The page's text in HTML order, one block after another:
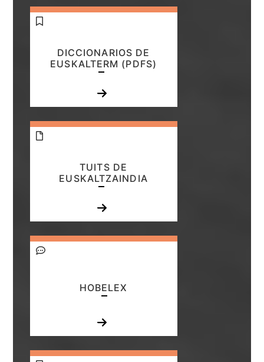
DICCIONARIOS DE
EUSKALTERM (PDFS)
TUITS DE
EUSKALTZAINDIA
HOBELEX